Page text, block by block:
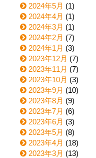
2024年5月 (1)
2024年4月 (1)
2024年3月 (1)
2024年2月 (7)
2024年1月 (3)
2023年12月 (7)
2023年11月 (7)
2023年10月 (3)
2023年9月 (10)
2023年8月 (9)
2023年7月 (6)
2023年6月 (3)
2023年5月 (8)
2023年4月 (18)
2023年3月 (13)